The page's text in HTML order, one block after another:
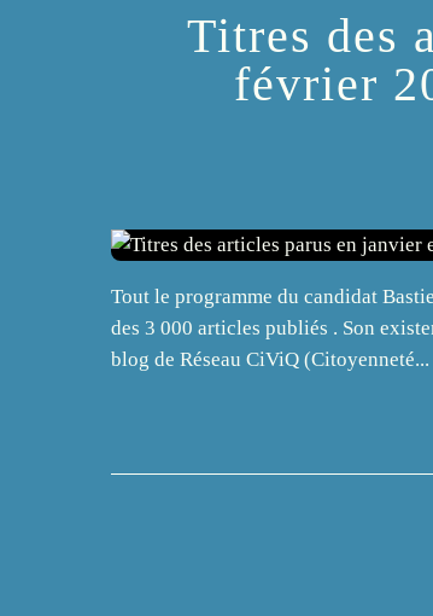
Titres des
février
Tout le programme du candidat
des 3 000 articles publiés . Son
blog de Réseau CiViQ (Citoyenneté...